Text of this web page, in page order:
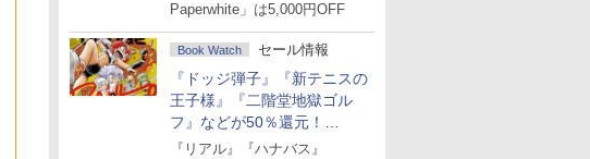
Paperwhite」は5,000円OFF
Book Watch セール情報
『ドッジ弾子』『新テニスの
王子様』『二階堂地獄ゴル
フ』などが50％還元！
Amazonマンガ週末セール
『リアル』『ハナバス』